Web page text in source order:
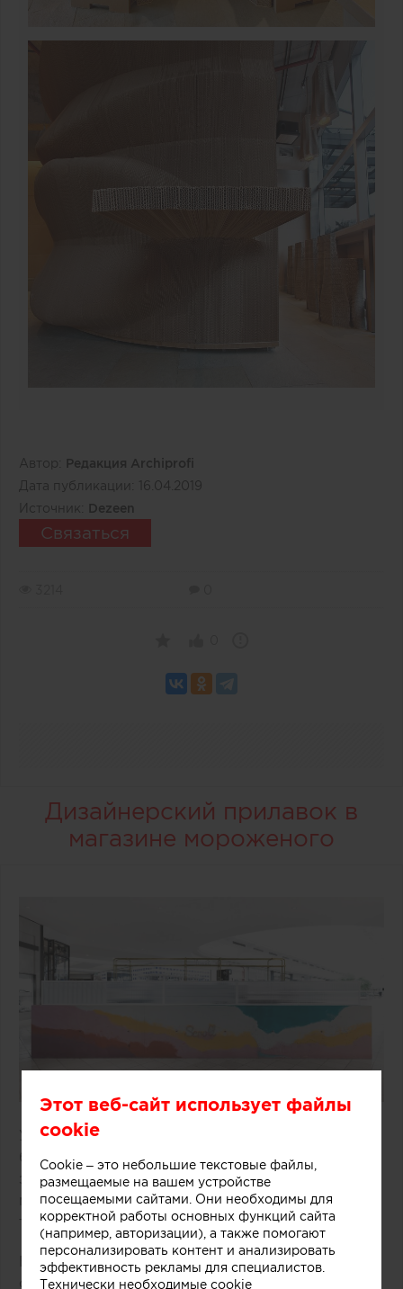
Автор:
Редакция Archiprofi
Дата публикации:
16.04.2019
Источник:
Dezeen
Связаться
Дизайнерский прилавок в
магазине мороженого
Удачное решение предложили специалисты
бюро One Design Office и Studio Twocan,
занимавшиеся дизайном небольшого магазина
мороженого, расположенного в одном из
торговых центров Мельбурна (Австралия).
В основе концепции массивной стойки лежит
образ емкости с несколькими слоями
Этот веб-сайт использует файлы
cookie
Cookie – это небольшие текстовые файлы,
размещаемые на вашем устройстве
посещаемыми сайтами. Они необходимы для
корректной работы основных функций сайта
(например, авторизации), а также помогают
персонализировать контент и анализировать
эффективность рекламы для специалистов.
Технически необходимые cookie